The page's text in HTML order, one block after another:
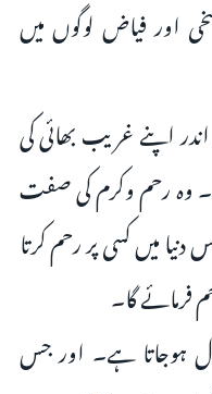
اور فیاض لوگوں میں
اپنے غریب بھائی کی
وہ رحم وکرم کی صفت
میں کسی پر رحم کرتا
فرمائے گا۔
ہوجاتا ہے۔ اور جس